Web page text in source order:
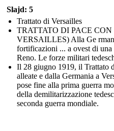
Slajd: 5
Trattato di Versailles
TRATTATO DI PACE
VERSAILLES) Alla Ge
fortificazioni ... a ovest di una
Reno. Le forze militari
Il 28 giugno 1919, il Trattato
alleate e dalla Germania a
pose fine alla prima guerra
della demilitarizzazione
seconda guerra mondiale.